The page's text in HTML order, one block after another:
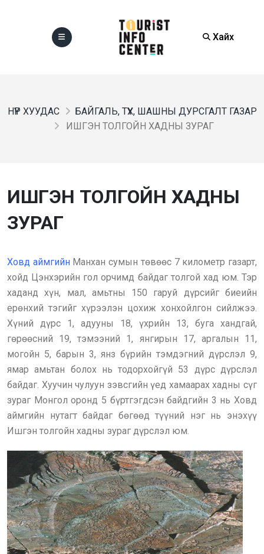
Хайх
НҮҮР ХУУДАС
БАЙГАЛЬ, ТҮҮХ, ШАШНЫ ДУРСГАЛТ ГАЗАР
ИШГЭН ТОЛГОЙН ХАДНЫ ЗУРАГ
ИШГЭН ТОЛГОЙН ХАДНЫ
ЗУРАГ
Ховд аймгийнМанхан сумын төвөөс 7 километр газарт,
хойд Цэнхэрийн гол орчимд байдаг толгой хад юм. Тэр
хаданд хүн, мал, амьтны 150 гаруй дүрсийг биеийн
ерөнхий тэгийг хүрээлэн цохиж хонхойлгон сийлжээ.
Хүний дүрс 1, адууны 18, үхрийн 13, буга хандгай,
гөрөөсний 19, тэмээний 1, янгирын 17, аргалын 11,
могойн 5, барын 3, янз бүрийн тэмдэгний дүрслэл 9,
ямар амьтан болох нь тодорхойгүй 53 дүрс дүрслэл
байдаг. Хуучин чулуун зэвсгийн үед хамаарах хадны сүг
зураг Монгол оронд 5 бүртгэгдсэн байдгийн 3 нь Ховд
аймгийн нутагт байдаг бөгөөд түүний нэг нь энэхүү
Ишгэн толгойн хадны зураг дүрслэл юм.